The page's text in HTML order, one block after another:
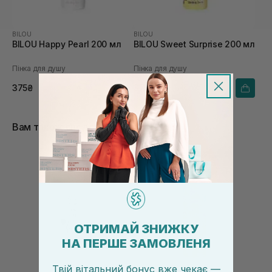
BILOU
BILOU Happy Pearl 200 мл
Пінка для душу
375₴
BILOU
BILOU Sweet Surprise 200 мл
Пінка для душу
375₴
Вам також сподобається
ОТРИМАЙ ЗНИЖКУ
НА ПЕРШЕ ЗАМОВЛЕНЯ
Твій вітальний бонус вже чекає —